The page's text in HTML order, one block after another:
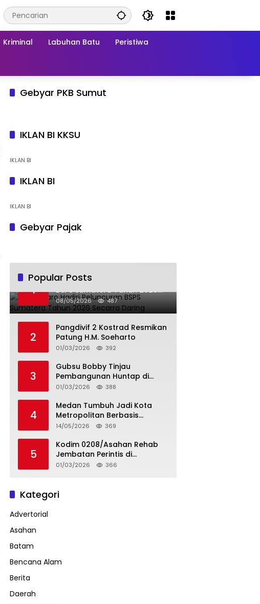
Kriminal Labuhan Batu Peristiwa
Gebyar PKB Sumut
IKLAN BI KKSU
IKLAN BI
IKLAN BI
IKLAN BI
Gebyar Pajak
Popular Posts
1
Bupati Karo Hadiri Peluncuran
BSPS Sumatera Tahun 2026
Secarra Daring
08/05/2026 487
2
Pangdivif 2 Kostrad Resmikan
Patung H.M. Soeharto
01/03/2026 392
3
Gubsu Bobby Tinjau
Pembangunan Huntap di
Tapteng
01/03/2026 388
4
Medan Tumbuh Jadi Kota
Metropolitan Berbasis
Teknologi
14/05/2026 369
5
Kodim 0208/Asahan Rehab
Jembatan Perintis di
Mandarsah
01/03/2026 366
Kategori
Advertorial
Asahan
Batam
Bencana Alam
Berita
Daerah